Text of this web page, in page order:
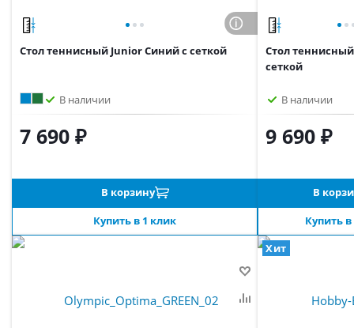
Стол теннисный Junior Синий с сеткой
В наличии
7 690 ₽
В корзину
Купить в 1 клик
Стол
сеткой
В наличии
9 690 ₽
В
Купить
Хит